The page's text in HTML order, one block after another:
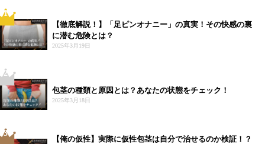
1
【徹底解説！】「足ピンオナニー」の真実！その快感の裏
に潜む危険とは？
2025年3月19日
2
包茎の種類と原因とは？あなたの状態をチェック！
2025年3月18日
3
【俺の仮性】実際に仮性包茎は自分で治せるのか検証！？